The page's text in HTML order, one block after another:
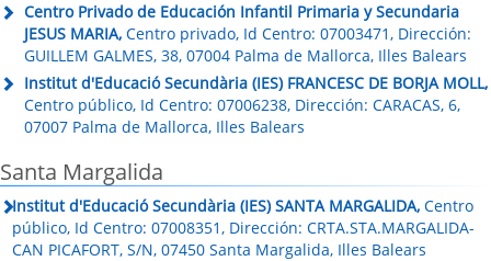
Centro Privado de Educación Infantil Primaria y Secundaria
JESUS MARIA, Centro privado, Id Centro: 07003471, Dirección:
GUILLEM GALMES, 38, 07004 Palma de Mallorca, Illes Balears
Institut d'Educació Secundària (IES) FRANCESC DE BORJA MOLL,
Centro público, Id Centro: 07006238, Dirección: CARACAS, 6,
07007 Palma de Mallorca, Illes Balears
Santa Margalida
Institut d'Educació Secundària (IES) SANTA MARGALIDA, Centro
público, Id Centro: 07008351, Dirección: CRTA.STA.MARGALIDA-
CAN PICAFORT, S/N, 07450 Santa Margalida, Illes Balears